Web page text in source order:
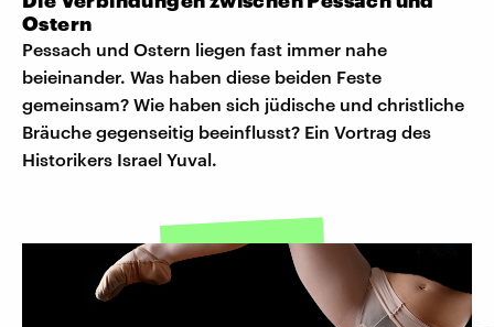
Ostern
Pessach und Ostern liegen fast immer nahe
beieinander. Was haben diese beiden Feste
gemeinsam? Wie haben sich jüdische und christliche
Bräuche gegenseitig beeinflusst? Ein Vortrag des
Historikers Israel Yuval.